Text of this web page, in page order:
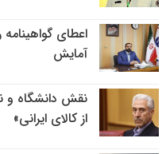
اعطای
آمایش
نقش دانشگاه و
از کالای ایرانی»